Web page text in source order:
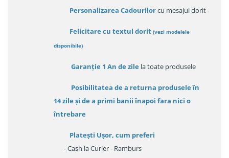
Personalizarea Cadourilorcu mesajul dorit
Felicitare cu textul dorit (vezi modelele
disponibile)
Garanție 1 An de zile la toate produsele
Posibilitatea de a returna produsele în
14 zileși de a primi banii înapoi fara nici o
întrebare
Platești Ușor, cum preferi
- Cash la Curier - Ramburs